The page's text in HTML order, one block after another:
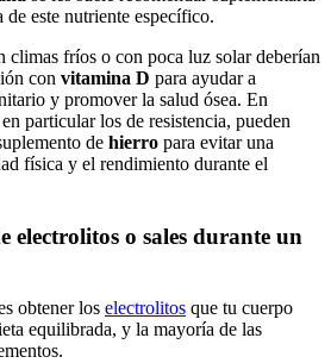
este nutriente específico.
climas fríos o con poca luz solar deberían
con vitamina D para ayudar a
y promover la salud ósea. En
particular los de resistencia, pueden
de hierro para evitar una
física y el rendimiento durante el
electrolitos o sales durante un
obtener los electrolitos que tu cuerpo
equilibrada, y la mayoría de las